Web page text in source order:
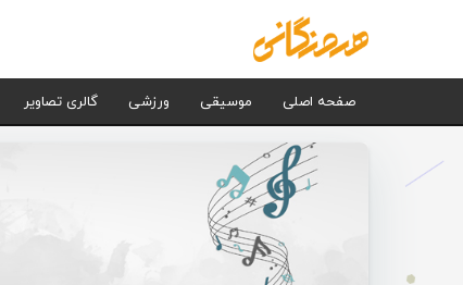
صفحه اصلی موسیقی ورزشی گالری تصاویر